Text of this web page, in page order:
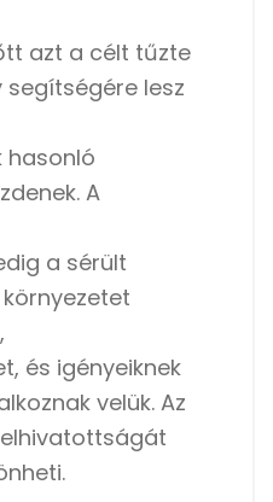
azt a célt tűzte
segítségére lesz
hasonló
A
a sérült
és igényeiknek
velük. Az